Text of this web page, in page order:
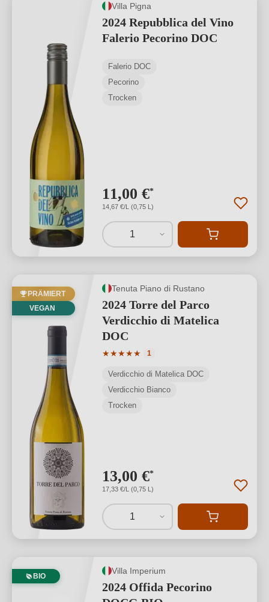
Villa Pigna
2024 Repubblica del Vino
Falerio Pecorino DOC
Falerio DOC
Pecorino
Trocken
11,00 €*
14,67 €/L (0,75 L)
1
PRÄMIERT
VEGAN
Tenuta Piano di Rustano
2024 Torre del Parco
Verdicchio di Matelica
DOC
★★★★★
Durchschnittliche Bewertung von 5
1
Verdicchio di Matelica DOC
Verdicchio Bianco
Trocken
13,00 €*
17,33 €/L (0,75 L)
1
BIO
Villa Imperium
2024 Offida Pecorino